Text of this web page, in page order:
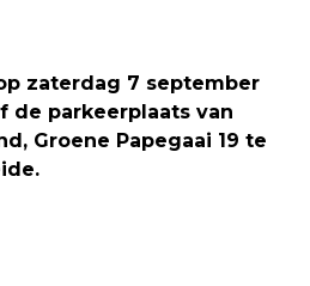
zaterdag 7 september
de parkeerplaats van
Groene Papegaai 19 te